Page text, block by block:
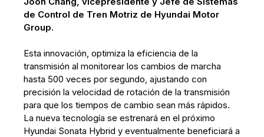
de Control de Tren Motriz de Hyundai Motor
Group.
Esta innovación, optimiza la eficiencia de la
transmisión al monitorear los cambios de marcha
hasta 500 veces por segundo, ajustando con
precisión la velocidad de rotación de la transmisión
para que los tiempos de cambio sean más rápidos.
La nueva tecnología se estrenará en el próximo
Hyundai Sonata Hybrid y eventualmente beneficiará a